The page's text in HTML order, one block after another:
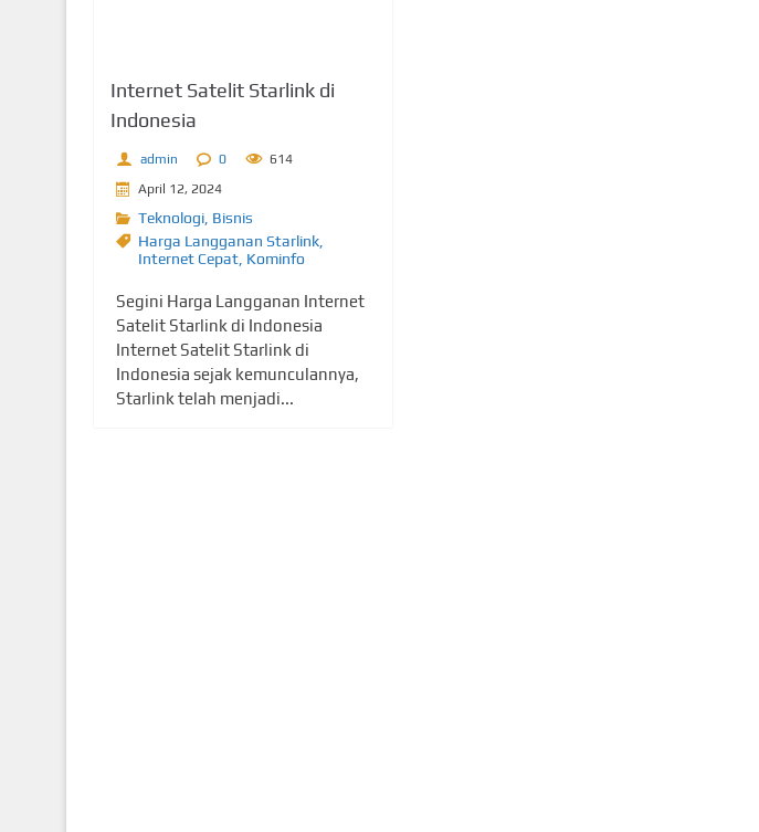
Internet Satelit Starlink di
Indonesia
admin 0
614
April 12, 2024
Teknologi, Bisnis
Harga Langganan Starlink,
Internet Cepat, Kominfo
Segini Harga Langganan Internet
Satelit Starlink di Indonesia
Internet Satelit Starlink di
Indonesia sejak kemunculannya,
Starlink telah menjadi...